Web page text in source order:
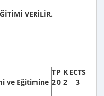
VERİLİR.
TP K ECTS
ve Eğitimine 20 2 3